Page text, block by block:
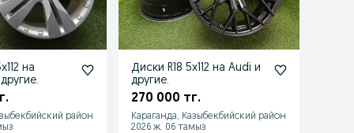
на
район
Диски R18 5x112 на Audi и
другие.
270 000 тг.
Караганда, Казыбекбийский район
2026 ж. 06 тамыз